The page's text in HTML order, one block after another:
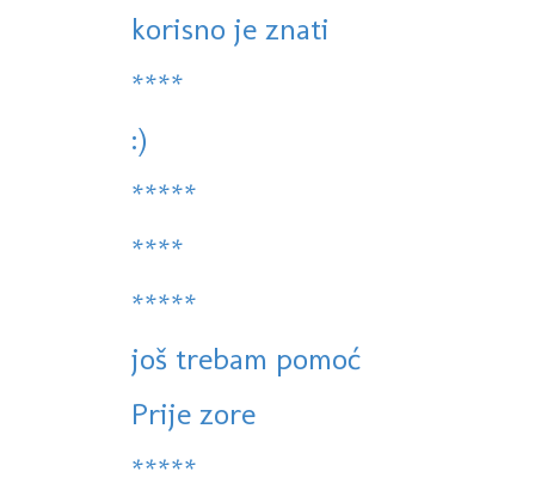
korisno je znati
****
:)
*****
****
*****
još trebam pomoć
Prije zore
*****